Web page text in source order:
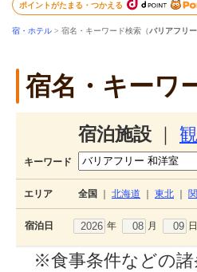
ポイントがたまる・つかえる
宿・ホテル > 宿名・キーワード検索（バリアフリ
宿名・キーワ
宿泊施設
キーワード
エリア 全国 北海道 東北
宿泊日 年 月 日
※食事条件などの